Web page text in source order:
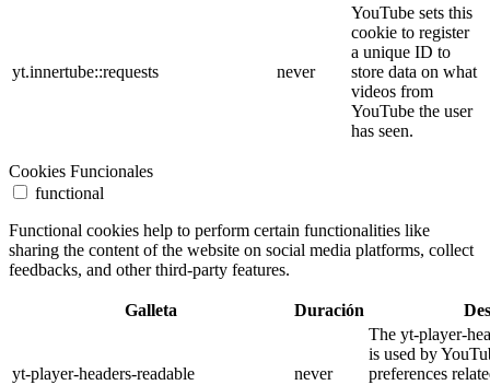
yt.innertube::requests never
YouTube sets this
cookie to register
a unique ID to
store data on what
videos from
YouTube the user
has seen.
Cookies Funcionales
functional
Functional cookies help to perform certain functionalities like
sharing the content of the website on social media platforms, collect
feedbacks, and other third-party features.
Galleta Duración
yt-player-headers-readable never
The yt-player-
is used by
preferences